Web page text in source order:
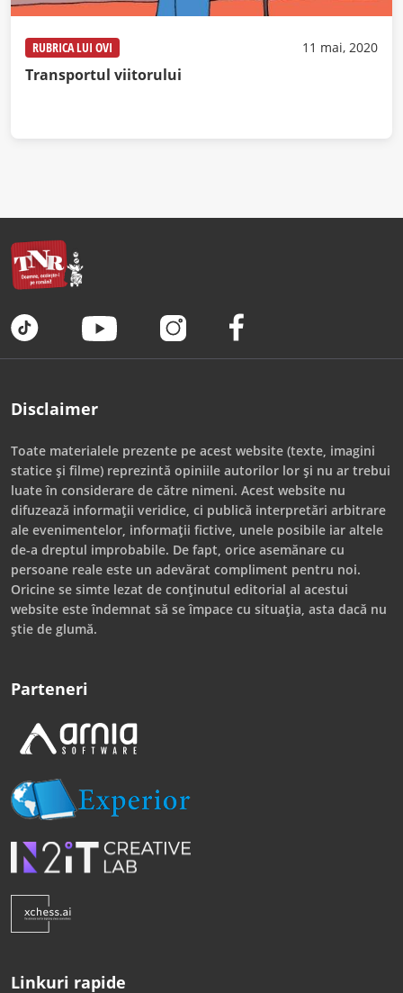
RUBRICA LUI OVI 11 mai, 2020
Transportul viitorului
Disclaimer
Toate materialele prezente pe acest website (texte, imagini
statice și filme) reprezintă opiniile autorilor lor și nu ar trebui
luate în considerare de către nimeni. Acest website nu
difuzează informații veridice, ci publică interpretări arbitrare
ale evenimentelor, informații fictive, unele posibile iar altele
de-a dreptul improbabile. De fapt, orice asemănare cu
persoane reale este un adevărat compliment pentru noi.
Oricine se simte lezat de conținutul editorial al acestui
website este îndemnat să se împace cu situația, asta dacă nu
știe de glumă.
Parteneri
Linkuri rapide